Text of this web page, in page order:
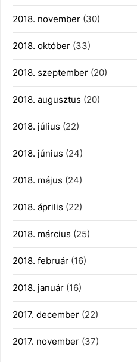
2018. november (30)
2018. október (33)
2018. szeptember (20)
2018. augusztus (20)
2018. július (22)
2018. június (24)
2018. május (24)
2018. április (22)
2018. március (25)
2018. február (16)
2018. január (16)
2017. december (22)
2017. november (37)